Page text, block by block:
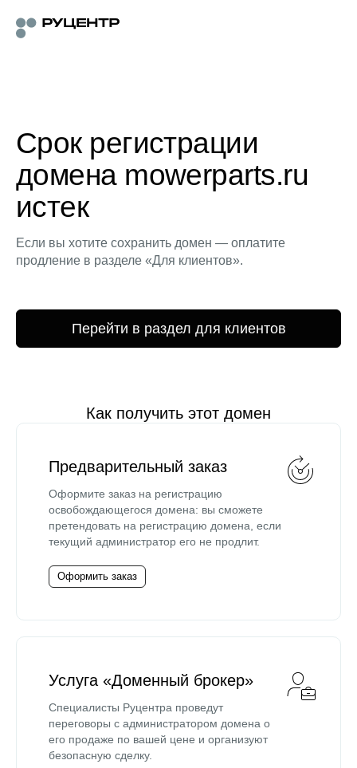
Срок регистрации
домена mowerparts.ru
истек
Если вы хотите сохранить домен — оплатите
продление в разделе «Для клиентов».
Перейти в раздел для клиентов
Как получить этот домен
Предварительный заказ
Оформите заказ на регистрацию
освобождающегося домена: вы сможете
претендовать на регистрацию домена, если
текущий администратор его не продлит.
Оформить заказ
Услуга «Доменный брокер»
Специалисты Руцентра проведут
переговоры с администратором домена о
его продаже по вашей цене и организуют
безопасную сделку.